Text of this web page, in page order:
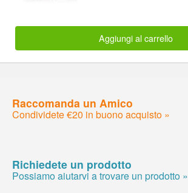
Aggiungi al carrello
Raccomanda un Amico
Condividete €20 in buono acquisto »
Richiedete un prodotto
Possiamo aiutarvi a trovare un prodotto »